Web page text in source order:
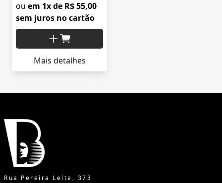
ou em 1x de R$ 55,00
sem juros no cartão
Mais detalhes
Rua Pereira Leite, 373